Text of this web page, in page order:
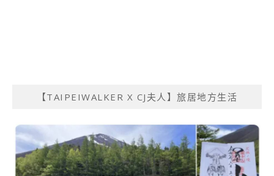
【TAIPEIWALKER X CJ夫人】旅居地方生活